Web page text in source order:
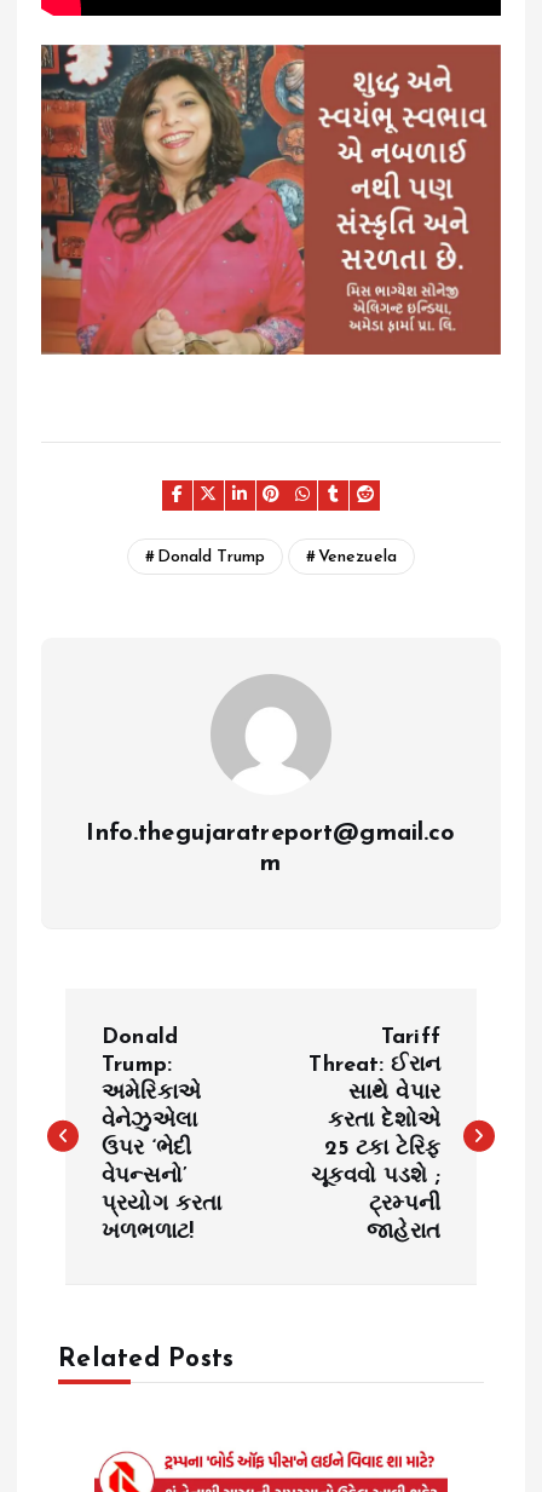
Donald Trump Venezuela
Info.thegujaratreport@gmail.co
m
s
v
Donald
Trump:
અમેરિકાએ
વેનેઝુએલા
ઉપર ‘ભેદી
વેપન્સનો’
પ્રયોગ કરતા
ખળભળાટ!
Tariff
Threat: ઈરાન
સાથે વેપાર
કરતા દેશોએ
25 ટકા ટેરિફ
ચૂકવવો પડશે ;
ટ્રમ્પની
જાહેરાત
Related Posts